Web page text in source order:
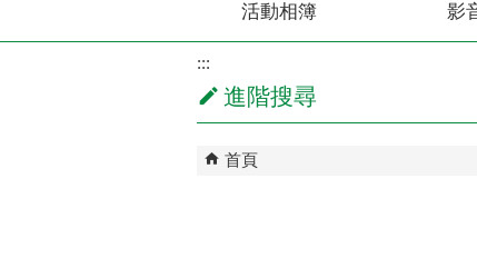
活動相簿 影
:::
進階搜尋
首頁